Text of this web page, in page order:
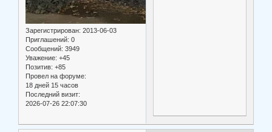
Зарегистрирован: 2013-06-03
Приглашений: 0
Сообщений: 3949
Уважение: +45
Позитив: +85
Провел на форуме:
18 дней 15 часов
Последний визит:
2026-07-26 22:07:30